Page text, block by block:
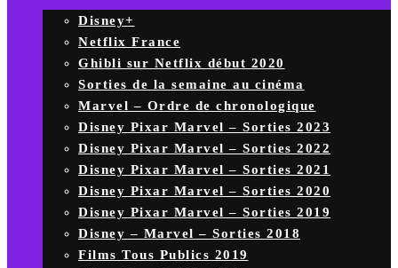
Disney+
Netflix France
Ghibli sur Netflix début 2020
Sorties de la semaine au cinéma
Marvel – Ordre de chronologique
Disney Pixar Marvel – Sorties 2023
Disney Pixar Marvel – Sorties 2022
Disney Pixar Marvel – Sorties 2021
Disney Pixar Marvel – Sorties 2020
Disney Pixar Marvel – Sorties 2019
Disney – Marvel – Sorties 2018
Films Tous Publics 2019